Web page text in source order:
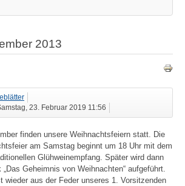
2013
23. Februar 2019 11:56
finden unsere Weihnachtsfeiern statt. Die
am Samstag beginnt um 18 Uhr mit dem
Glühweinempfang. Später wird dann
Geheimnis von Weihnachten“ aufgeführt.
aus der Feder unseres 1. Vorsitzenden